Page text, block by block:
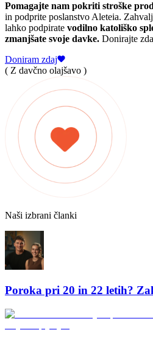
Pomagajte nam pokriti stroške
in podprite poslanstvo Aleteia.
lahko podpirate vodilno katoliško
zmanjšate svoje davke. Donirajte
Doniram zdaj
( Z davčno olajšavo )
Naši izbrani članki
Poroka pri 20 in 22 letih?